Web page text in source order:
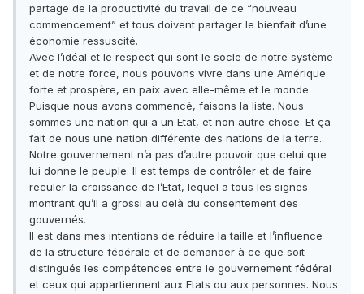
partage de la productivité du travail de ce “nouveau
commencement” et tous doivent partager le bienfait d’une
économie ressuscité.
Avec l’idéal et le respect qui sont le socle de notre système
et de notre force, nous pouvons vivre dans une Amérique
forte et prospère, en paix avec elle-même et le monde.
Puisque nous avons commencé, faisons la liste. Nous
sommes une nation qui a un Etat, et non autre chose. Et ça
fait de nous une nation différente des nations de la terre.
Notre gouvernement n’a pas d’autre pouvoir que celui que
lui donne le peuple. Il est temps de contrôler et de faire
reculer la croissance de l’Etat, lequel a tous les signes
montrant qu’il a grossi au delà du consentement des
gouvernés.
Il est dans mes intentions de réduire la taille et l’influence
de la structure fédérale et de demander à ce que soit
distingués les compétences entre le gouvernement fédéral
et ceux qui appartiennent aux Etats ou aux personnes. Nous